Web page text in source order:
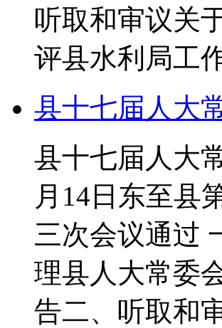
听取和审议关
评县水利局工
县十七届人大
县十七届人大
月14日东至县
三次会议通过
理县人大常委
告二、听取和